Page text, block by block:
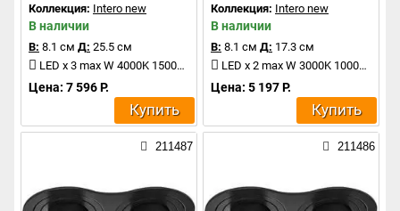
Коллекция: Intero new
В наличии
В: 8.1 см Д: 25.5 см
LED x 3 max W 4000K 1500Lm
Цена: 7 596 Р.
Купить
Коллекция: Intero new
В наличии
В: 8.1 см Д: 17.3 см
LED x 2 max W 3000K 1000Lm
Цена: 5 197 Р.
Купить
211487 211486